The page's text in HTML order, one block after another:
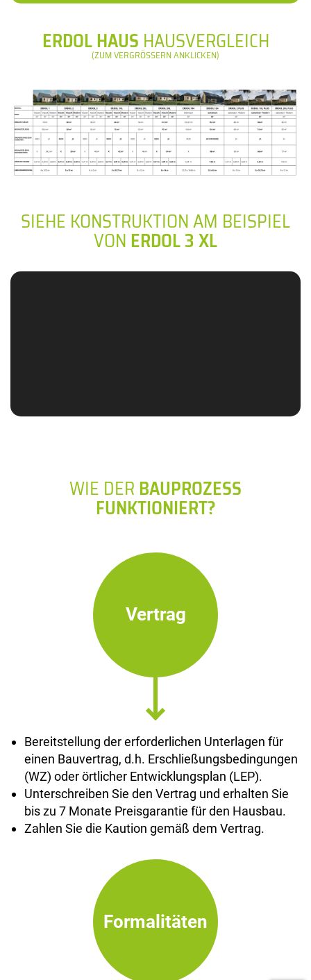
ERDOL HAUS HAUSVERGLEICH
(ZUM VERGRÖSSERN ANKLICKEN)
SIEHE KONSTRUKTION AM BEISPIEL
VONERDOL 3 XL
WIE DERBAUPROZESS
FUNKTIONIERT?
Vertrag
Bereitstellung der erforderlichen Unterlagen für
einen Bauvertrag, d.h. Erschließungsbedingungen
(WZ) oder örtlicher Entwicklungsplan (LEP).
Unterschreiben Sie den Vertrag und erhalten Sie
bis zu 7 Monate Preisgarantie für den Hausbau.
Zahlen Sie die Kaution gemäß dem Vertrag.
Formalitäten